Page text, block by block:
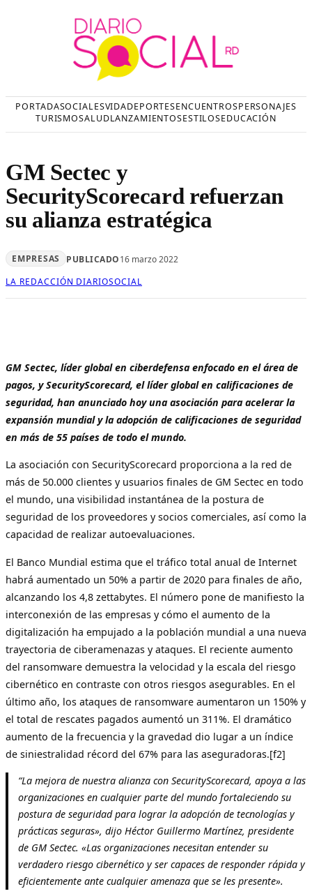
PORTADASOCIALESVIDADEPORTESENCUENTROSPERSONAJES
TURISMOSALUDLANZAMIENTOSESTILOSEDUCACIÓN
GM Sectec y
SecurityScorecard refuerzan
su alianza estratégica
EMPRESAS PUBLICADO16 marzo 2022
LA REDACCIÓN DIARIOSOCIAL
GM Sectec, líder global en ciberdefensa enfocado en el área de
pagos, y SecurityScorecard, el líder global en calificaciones de
seguridad, han anunciado hoy una asociación para acelerar la
expansión mundial y la adopción de calificaciones de seguridad
en más de 55 países de todo el mundo.
La asociación con SecurityScorecard proporciona a la red de
más de 50.000 clientes y usuarios finales de GM Sectec en todo
el mundo, una visibilidad instantánea de la postura de
seguridad de los proveedores y socios comerciales, así como la
capacidad de realizar autoevaluaciones.
El Banco Mundial estima que el tráfico total anual de Internet
habrá aumentado un 50% a partir de 2020 para finales de año,
alcanzando los 4,8 zettabytes. El número pone de manifiesto la
interconexión de las empresas y cómo el aumento de la
digitalización ha empujado a la población mundial a una nueva
trayectoria de ciberamenazas y ataques. El reciente aumento
del ransomware demuestra la velocidad y la escala del riesgo
cibernético en contraste con otros riesgos asegurables. En el
último año, los ataques de ransomware aumentaron un 150% y
el total de rescates pagados aumentó un 311%. El dramático
aumento de la frecuencia y la gravedad dio lugar a un índice
de siniestralidad récord del 67% para las aseguradoras.[f2]
“La mejora de nuestra alianza con SecurityScorecard, apoya a las
organizaciones en cualquier parte del mundo fortaleciendo su
postura de seguridad para lograr la adopción de tecnologías y
prácticas seguras», dijo Héctor Guillermo Martínez, presidente
de GM Sectec. «Las organizaciones necesitan entender su
verdadero riesgo cibernético y ser capaces de responder rápida y
eficientemente ante cualquier amenaza que se les presente».